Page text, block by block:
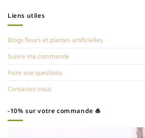
Liens utiles
Blogs fleurs et plantes artificielles
Suivre ma commande
Foire aux questions
Contactez-nous
-10% sur votre commande 🎍